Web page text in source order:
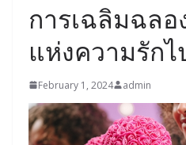
การเฉลิมฉลอ
แห่งความรักไ
February 1, 2024 admin